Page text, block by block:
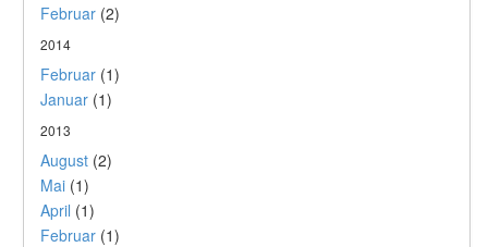
Februar (2)
2014
Februar (1)
Januar (1)
2013
August (2)
Mai (1)
April (1)
Februar (1)